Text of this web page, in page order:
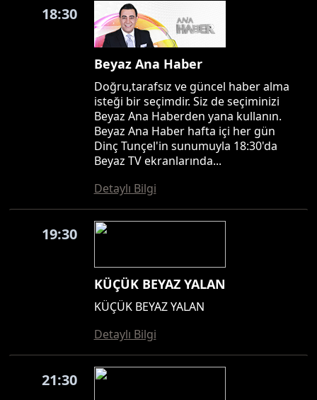
18:30
Beyaz Ana Haber
Doğru,tarafsız ve güncel haber alma
isteği bir seçimdir. Siz de seçiminizi
Beyaz Ana Haberden yana kullanın.
Beyaz Ana Haber hafta içi her gün
Dinç Tunçel'in sunumuyla 18:30'da
Beyaz TV ekranlarında...
Detaylı Bilgi
19:30
KÜÇÜK BEYAZ YALAN
KÜÇÜK BEYAZ YALAN
Detaylı Bilgi
21:30